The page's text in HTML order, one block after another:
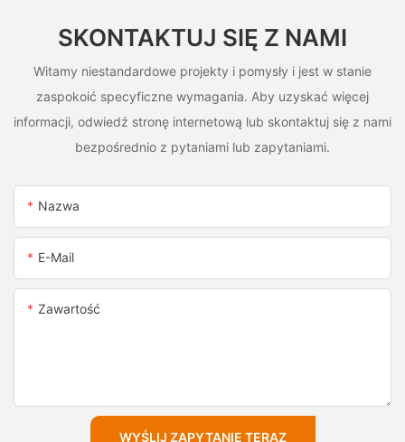
SKONTAKTUJ SIĘ Z NAMI
Witamy niestandardowe projekty i pomysły i jest w stanie
zaspokoić specyficzne wymagania. Aby uzyskać więcej
informacji, odwiedź stronę internetową lub skontaktuj się z nami
bezpośrednio z pytaniami lub zapytaniami.
Nazwa
E-Mail
Zawartość
WYŚLIJ ZAPYTANIE TERAZ